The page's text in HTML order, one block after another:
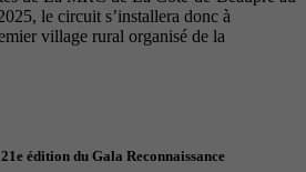
le circuit s’installera donc à
village rural organisé de la
édition du Gala Reconnaissance